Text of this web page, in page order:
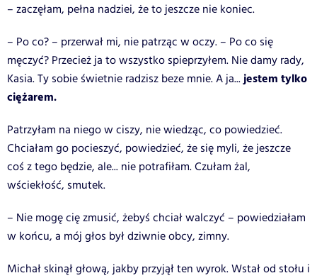
– zaczęłam, pełna nadziei, że to jeszcze nie koniec.
– Po co? – przerwał mi, nie patrząc w oczy. – Po co się
męczyć? Przecież ja to wszystko spieprzyłem. Nie damy rady,
Kasia. Ty sobie świetnie radzisz beze mnie. A ja...jestem tylko
ciężarem.
Patrzyłam na niego w ciszy, nie wiedząc, co powiedzieć.
Chciałam go pocieszyć, powiedzieć, że się myli, że jeszcze
coś z tego będzie, ale... nie potrafiłam. Czułam żal,
wściekłość, smutek.
– Nie mogę cię zmusić, żebyś chciał walczyć – powiedziałam
w końcu, a mój głos był dziwnie obcy, zimny.
Michał skinął głową, jakby przyjął ten wyrok. Wstał od stołu i